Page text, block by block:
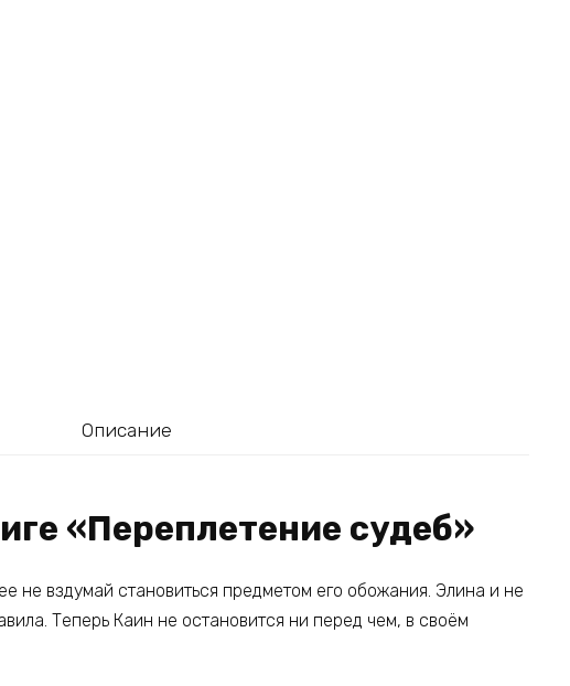
Описание
«Переплетение судеб»
не вздумай становиться предметом его обожания. Элина и не
Теперь Каин не остановится ни перед чем, в своём